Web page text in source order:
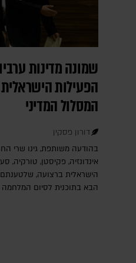
שמונה מדינות
הפעילות
המסלול המדיני
דורון פסקין
בהודעה משותפת, גינו שרי
אינדונזיה, פקיסטן, טורקיה,
הישראלית ברצועה,
הבא בתוכנית לסיום המלחמה